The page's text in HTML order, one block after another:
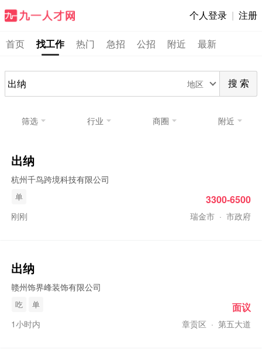
个人登录 | 注册
首页 找工作 热门 急招 公招 附近 最新
地区 搜 索
筛选 行业 商圈 附近
出纳
杭州千鸟跨境科技有限公司
单
刚刚 瑞金市 · 市政府
3300-6500
出纳
赣州饰界峰装饰有限公司
吃 单
1小时内 章贡区 · 第五大道
面议